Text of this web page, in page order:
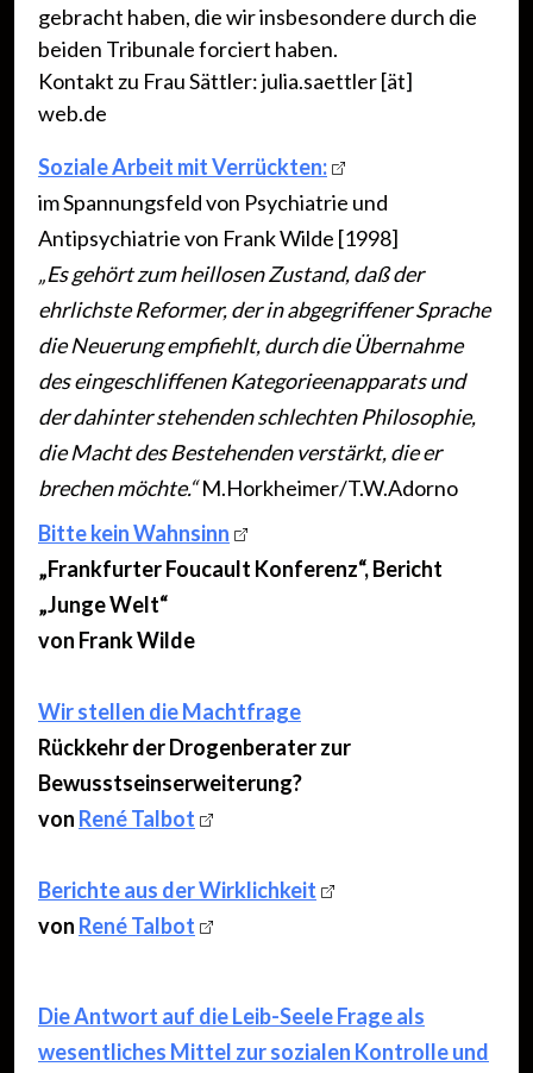
gebracht haben, die wir insbesondere durch die
beiden Tribunale forciert haben.
Kontakt zu Frau Sättler: julia.saettler [ät]
web.de
Soziale Arbeit mit Verrückten:
im Spannungsfeld von Psychiatrie und
Antipsychiatrie von Frank Wilde [1998]
„Es gehört zum heillosen Zustand, daß der
ehrlichste Reformer, der in abgegriffener Sprache
die Neuerung empfiehlt, durch die Übernahme
des eingeschliffenen Kategorieenapparats und
der dahinter stehenden schlechten Philosophie,
die Macht des Bestehenden verstärkt, die er
brechen möchte.“M.Horkheimer/T.W.Adorno
Bitte kein Wahnsinn
„Frankfurter Foucault Konferenz“, Bericht
„Junge Welt“
von Frank Wilde
Wir stellen die Machtfrage
Rückkehr der Drogenberater zur
Bewusstseinserweiterung?
von René Talbot
Berichte aus der Wirklichkeit
von René Talbot
Die Antwort auf die Leib-Seele Frage als
wesentliches Mittel zur sozialen Kontrolle und